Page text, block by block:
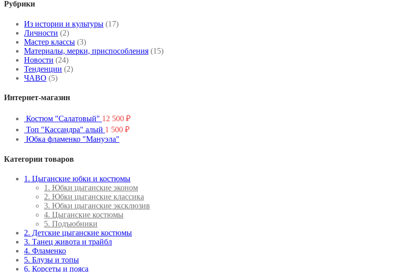
Рубрики
Из истории и культуры (17)
Личности (2)
Мастер классы (3)
Материалы, мерки, приспособления (15)
Новости (24)
Тенденции (2)
ЧАВО (5)
Интернет-магазин
Костюм "Салатовый" 12 500 ₽
Топ "Кассандра" алый 1 500 ₽
Юбка фламенко "Мануэла"
Категории товаров
1. Цыганские юбки и костюмы
1. Юбки цыганские эконом
2. Юбки цыганские классика
3. Юбки цыганские эксклюзив
4. Цыганские костюмы
5. Подъюбники
2. Детские цыганские костюмы
3. Танец живота и трайбл
4. Фламенко
5. Блузы и топы
6. Корсеты и пояса